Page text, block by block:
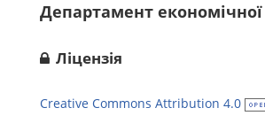
Департамент
Ліцензія
Creative Commons Attribution 4.0